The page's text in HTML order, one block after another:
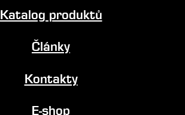
Katalog produktů
Články
Kontakty
E-shop